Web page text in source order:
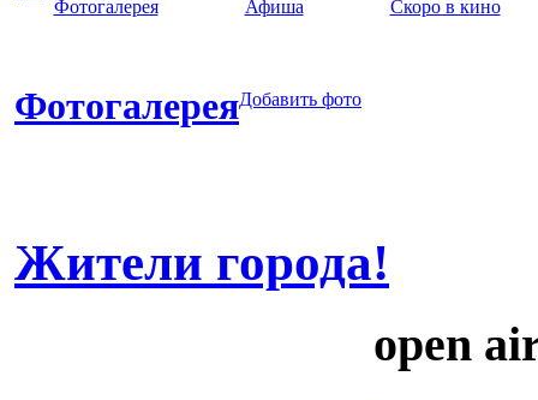
Фотогалерея Афиша Скоро в кино
ФотогалереяДобавить фото
Жители города!
open